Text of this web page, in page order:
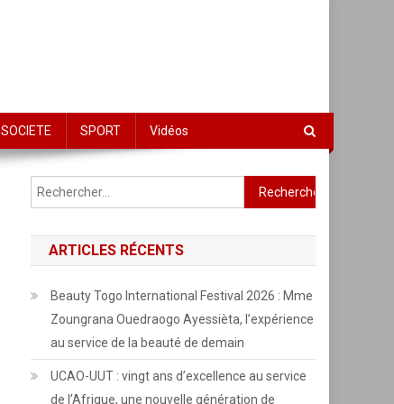
SOCIETE SPORT Vidéos
Rechercher :
ARTICLES RÉCENTS
Beauty Togo International Festival 2026 : Mme
Zoungrana Ouedraogo Ayessièta, l’expérience
au service de la beauté de demain
UCAO-UUT : vingt ans d’excellence au service
de l’Afrique, une nouvelle génération de